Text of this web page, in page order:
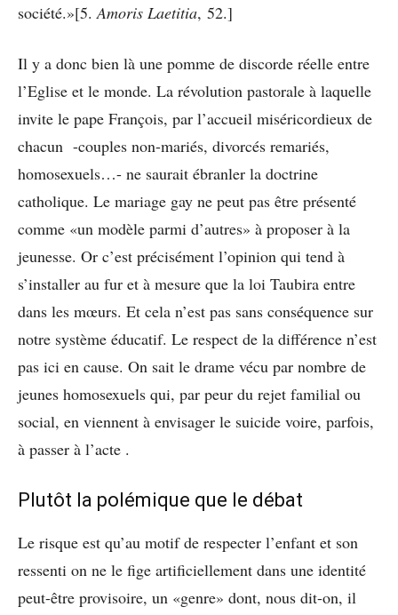
société.»[5. Amoris Laetitia, 52.]
Il y a donc bien là une pomme de discorde réelle entre
l’Eglise et le monde. La révolution pastorale à laquelle
invite le pape François, par l’accueil miséricordieux de
chacun -couples non-mariés, divorcés remariés,
homosexuels…- ne saurait ébranler la doctrine
catholique. Le mariage gay ne peut pas être présenté
comme «un modèle parmi d’autres» à proposer à la
jeunesse. Or c’est précisément l’opinion qui tend à
s’installer au fur et à mesure que la loi Taubira entre
dans les mœurs. Et cela n’est pas sans conséquence sur
notre système éducatif. Le respect de la différence n’est
pas ici en cause. On sait le drame vécu par nombre de
jeunes homosexuels qui, par peur du rejet familial ou
social, en viennent à envisager le suicide voire, parfois,
à passer à l’acte .
Plutôt la polémique que le débat
Le risque est qu’au motif de respecter l’enfant et son
ressenti on ne le fige artificiellement dans une identité
peut-être provisoire, un «genre» dont, nous dit-on, il